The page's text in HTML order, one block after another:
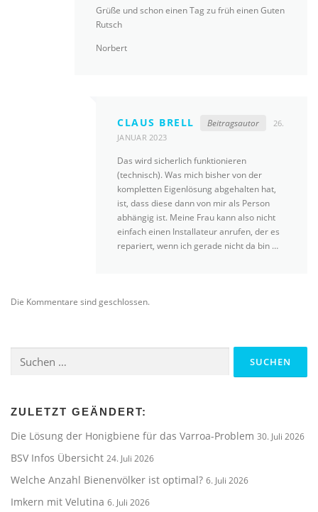
Grüße und schon einen Tag zu früh einen Guten
Rutsch
Norbert
CLAUS BRELL Beitragsautor
26.
JANUAR 2023
Das wird sicherlich funktionieren
(technisch). Was mich bisher von der
kompletten Eigenlösung abgehalten hat,
ist, dass diese dann von mir als Person
abhängig ist. Meine Frau kann also nicht
einfach einen Installateur anrufen, der es
repariert, wenn ich gerade nicht da bin …
Die Kommentare sind geschlossen.
nach:
ZULETZT GEÄNDERT:
Die Lösung der Honigbiene für das Varroa-Problem 30. Juli 2026
BSV Infos Übersicht 24. Juli 2026
Welche Anzahl Bienenvölker ist optimal? 6. Juli 2026
Imkern mit Velutina 6. Juli 2026